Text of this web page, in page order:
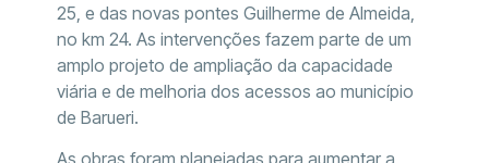
25, e das novas pontes Guilherme de Almeida,
no km 24. As intervenções fazem parte de um
amplo projeto de ampliação da capacidade
viária e de melhoria dos acessos ao município
de Barueri.